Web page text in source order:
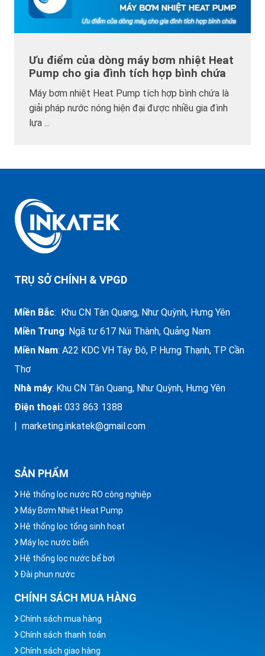
Ưu điểm của dòng máy bơm nhiệt Heat
Pump cho gia đình tích hợp bình chứa
Máy bơm nhiệt Heat Pump tích hợp bình chứa là
giải pháp nước nóng hiện đại được nhiều gia đình
lựa ...
TRỤ SỞ CHÍNH & VPGD
Miền Bắc: Khu CN Tân Quang, Như Quỳnh, Hưng Yên
Miền Trung: Ngã tư 617 Núi Thành, Quảng Nam
Miền Nam: A22 KDC VH Tây Đô, P. Hưng Thạnh, TP Cần
Thơ
Nhà máy: Khu CN Tân Quang, Như Quỳnh, Hưng Yên
Điện thoại: 033 863 1388
| marketing.inkatek@gmail.com
SẢN PHẨM
Hệ thống lọc nước RO công nghiệp
Máy Bơm Nhiệt Heat Pump
Hệ thống lọc tổng sinh hoạt
Máy lọc nước biển
Hệ thống lọc nước bể bơi
Đài phun nước
CHÍNH SÁCH MUA HÀNG
Chính sách mua hàng
Chính sách thanh toán
Chính sách giao hàng